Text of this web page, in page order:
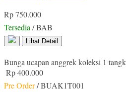
Rp 750.000
Tersedia / BAB
Lihat Detail
Bunga ucapan anggrek koleksi 1
Rp 400.000
Pre Order/ BUAK1T001